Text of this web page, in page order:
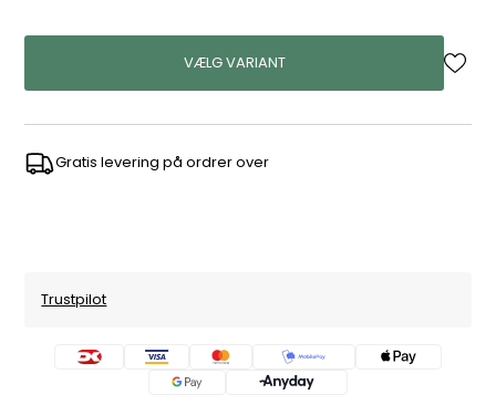
VÆLG VARIANT
Gratis levering på ordrer over
Trustpilot